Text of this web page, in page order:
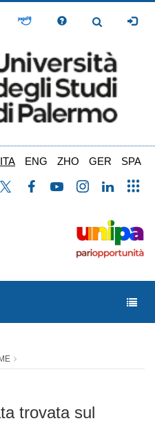
Toggle
ITA ENG ZHO GER SPA
trovata sul